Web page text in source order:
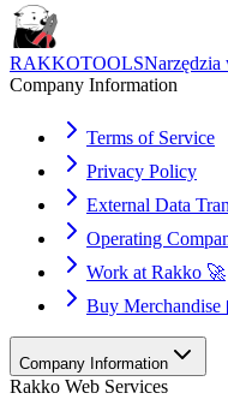
RAKKOTOOLSNarzędzia
Company Information
Terms of Service
Privacy Policy
External Data
Operating
Work at Rakko 🚀
Buy Merchandise
Company Information
Rakko Web Services